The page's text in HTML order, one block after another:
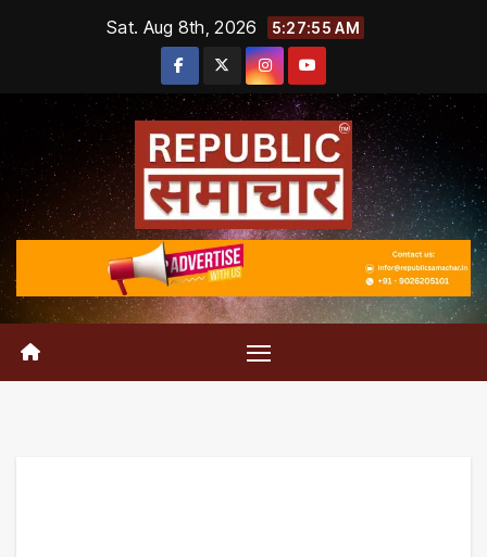
Sat. Aug 8th, 2026 5:27:56 AM